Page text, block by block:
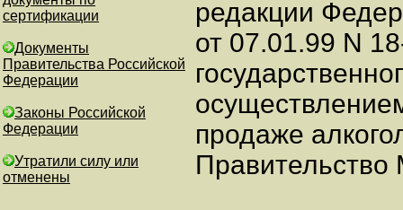
сертификации
Документы
Правительства Российской
Федерации
Законы Российской
Федерации
Утратили силу или
отменены
редакции
от 07.01.99 N
продаже
Правительство